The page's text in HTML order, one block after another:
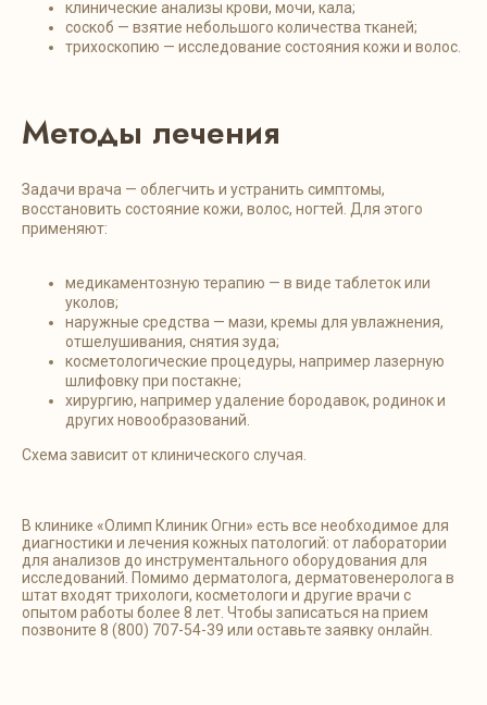
клинические анализы крови, мочи, кала;
соскоб — взятие небольшого количества тканей;
трихоскопию — исследование состояния кожи и волос.
Методы лечения
Задачи врача — облегчить и устранить симптомы,
восстановить состояние кожи, волос, ногтей. Для этого
применяют:
медикаментозную терапию — в виде таблеток или
уколов;
наружные средства — мази, кремы для увлажнения,
отшелушивания, снятия зуда;
косметологические процедуры, например лазерную
шлифовку при постакне;
хирургию, например удаление бородавок, родинок и
других новообразований.
Схема зависит от клинического случая.
В клинике «Олимп Клиник Огни» есть все необходимое для
диагностики и лечения кожных патологий: от лаборатории
для анализов до инструментального оборудования для
исследований. Помимо дерматолога, дерматовенеролога в
штат входят трихологи, косметологи и другие врачи с
опытом работы более 8 лет. Чтобы записаться на прием
позвоните 8 (800) 707-54-39 или оставьте заявку онлайн.